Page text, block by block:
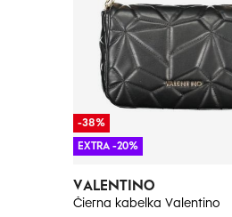
VALENTINO
Čierna kabelka Valentino
-38%
EXTRA -20%